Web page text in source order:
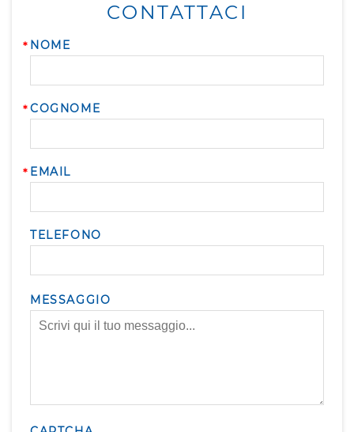
CONTATTACI
NOME
COGNOME
EMAIL
TELEFONO
MESSAGGIO